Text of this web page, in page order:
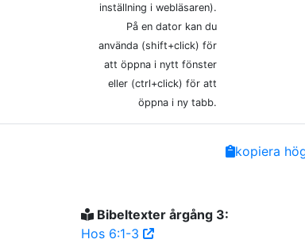
inställning i webläsaren).
På en dator kan du
använda (shift+click) för
att öppna i nytt fönster
eller (ctrl+click) för att
öppna i ny tabb.
EmailCopy
kopiera
Bibeltexter årgång 3:
Hos 6:1-3